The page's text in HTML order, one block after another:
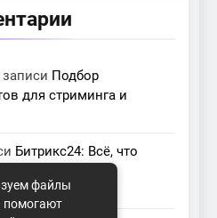
записи Подбор
для стриминга и
Битрикс24: Всё, что
тарифах и
Айтекс
файлы
помогают